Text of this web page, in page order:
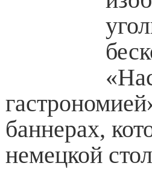
баннерах,
немецкой